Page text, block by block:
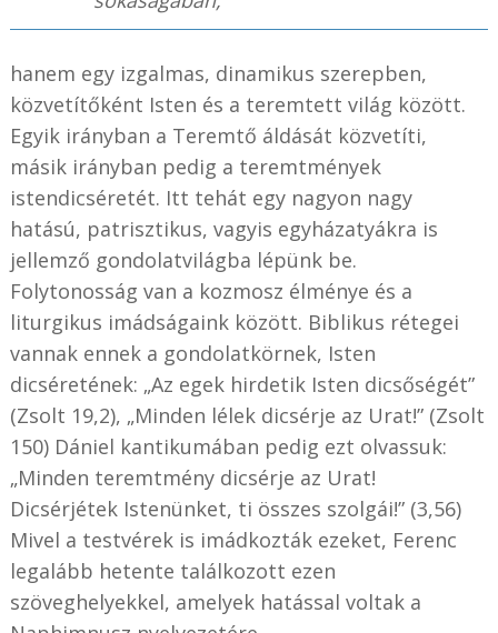
hanem egy izgalmas, dinamikus szerepben,
közvetítőként Isten és a teremtett világ között.
Egyik irányban a Teremtő áldását közvetíti,
másik irányban pedig a teremtmények
istendicséretét. Itt tehát egy nagyon nagy
hatású, patrisztikus, vagyis egyházatyákra is
jellemző gondolatvilágba lépünk be.
Folytonosság van a kozmosz élménye és a
liturgikus imádságaink között. Biblikus rétegei
vannak ennek a gondolatkörnek, Isten
dicséretének: „Az egek hirdetik Isten dicsőségét”
(Zsolt 19,2), „Minden lélek dicsérje az Urat!” (Zsolt
150) Dániel kantikumában pedig ezt olvassuk:
„Minden teremtmény dicsérje az Urat!
Dicsérjétek Istenünket, ti összes szolgái!” (3,56)
Mivel a testvérek is imádkozták ezeket, Ferenc
legalább hetente találkozott ezen
szöveghelyekkel, amelyek hatással voltak a